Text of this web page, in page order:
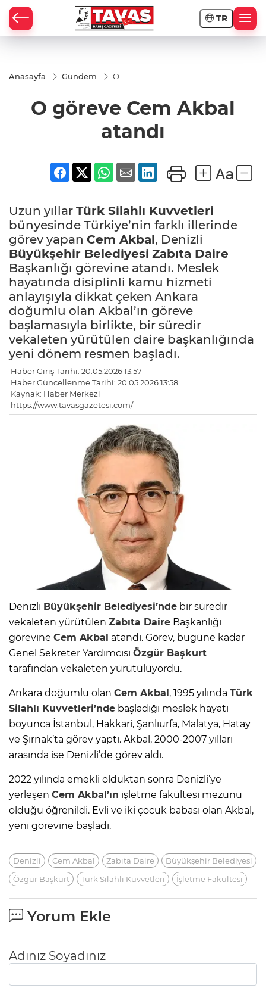
TR
Anasayfa Gündem
O
Akbal
atandı
O göreve Cem Akbal
atandı
Uzun yıllar Türk Silahlı Kuvvetleri
bünyesinde Türkiye’nin farklı illerinde
görev yapan Cem Akbal, Denizli
Büyükşehir Belediyesi Zabıta Daire
Başkanlığı görevine atandı. Meslek
hayatında disiplinli kamu hizmeti
anlayışıyla dikkat çeken Ankara
doğumlu olan Akbal’ın göreve
başlamasıyla birlikte, bir süredir
vekaleten yürütülen daire başkanlığında
yeni dönem resmen başladı.
Haber Giriş Tarihi: 20.05.2026 13:57
Haber Güncellenme Tarihi: 20.05.2026 13:58
Kaynak: Haber Merkezi
https://www.tavasgazetesi.com/
Denizli Büyükşehir Belediyesi’nde bir süredir
vekaleten yürütülen Zabıta Daire Başkanlığı
görevine Cem Akbal atandı. Görev, bugüne kadar
Genel Sekreter Yardımcısı Özgür Başkurt
tarafından vekaleten yürütülüyordu.
Ankara doğumlu olan Cem Akbal, 1995 yılında Türk
Silahlı Kuvvetleri’nde başladığı meslek hayatı
boyunca İstanbul, Hakkari, Şanlıurfa, Malatya, Hatay
ve Şırnak’ta görev yaptı. Akbal, 2000-2007 yılları
arasında ise Denizli’de görev aldı.
2022 yılında emekli olduktan sonra Denizli’ye
yerleşen Cem Akbal’ın işletme fakültesi mezunu
olduğu öğrenildi. Evli ve iki çocuk babası olan Akbal,
yeni görevine başladı.
Denizli Cem Akbal Zabıta Daire
Büyükşehir Belediyesi
Özgür Başkurt
Türk Silahlı Kuvvetleri İşletme Fakültesi
Yorum Ekle
Adınız Soyadınız